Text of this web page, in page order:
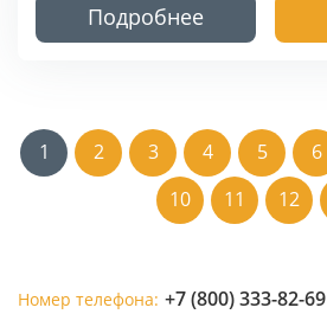
Подробнее
1 2 3 4 5 6
10
11 12
Номер телефона: +7 (800) 333-82-69